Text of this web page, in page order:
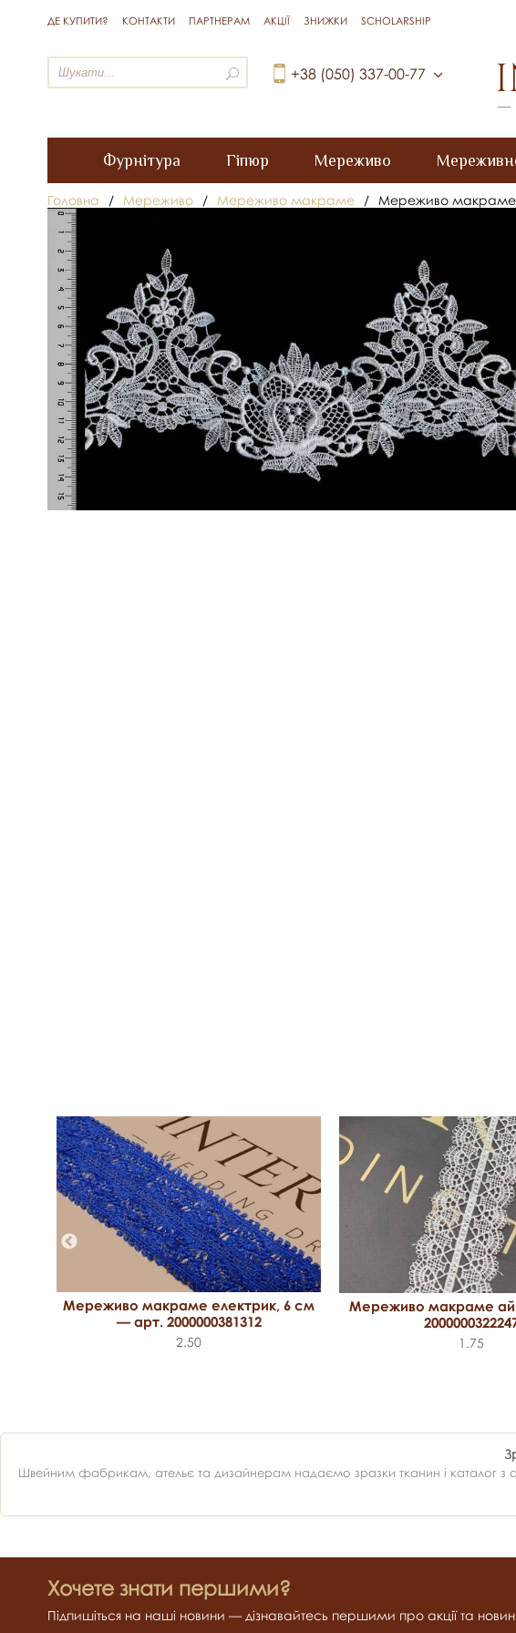
ДЕ КУПИТИ? КОНТАКТИ ПАРТНЕРАМ АКЦІЇ ЗНИЖКИ SCHOLARSHIP
+38 (050) 337-00-77
Фурнітура Гіпюр Мереживо
Головна / Мереживо / Мереживо макраме / Мереживо макраме
Мереживо макраме електрик, 6 см
— арт. 2000000381312
2.50
Мереживо макраме
1.75
Швейним фабрикам, ательє та дизайнерам надаємо зразки тканин і каталог з
Хочете знати першими?
Підпишіться на наші новини — дізнавайтесь першими про акції та